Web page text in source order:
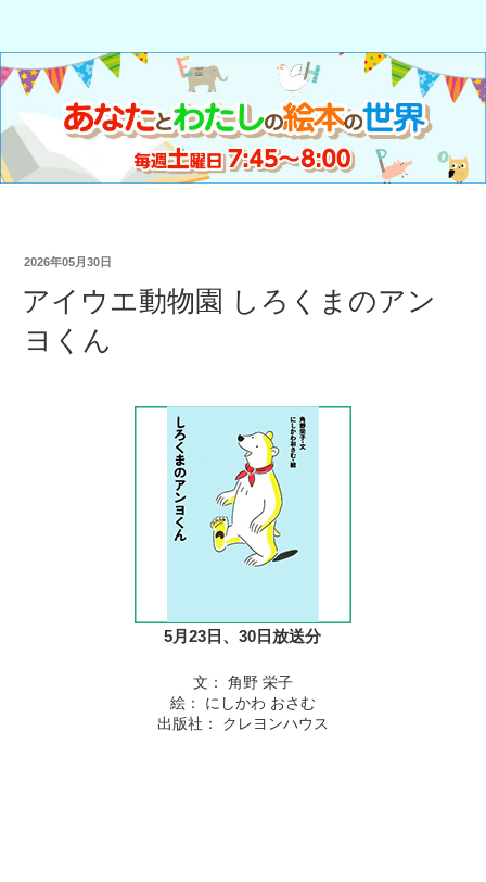
2026年05月30日
アイウエ動物園 しろくまのアン
ヨくん
5月23日、30日放送分
文： 角野 栄子
絵： にしかわ おさむ
出版社： クレヨンハウス